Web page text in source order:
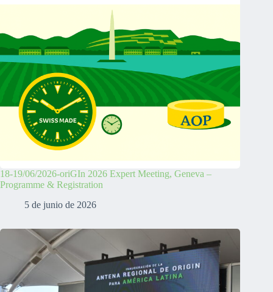
18-19/06/2026-oriGIn 2026 Expert Meeting, Geneva –
Programme & Registration
5 de junio de 2026